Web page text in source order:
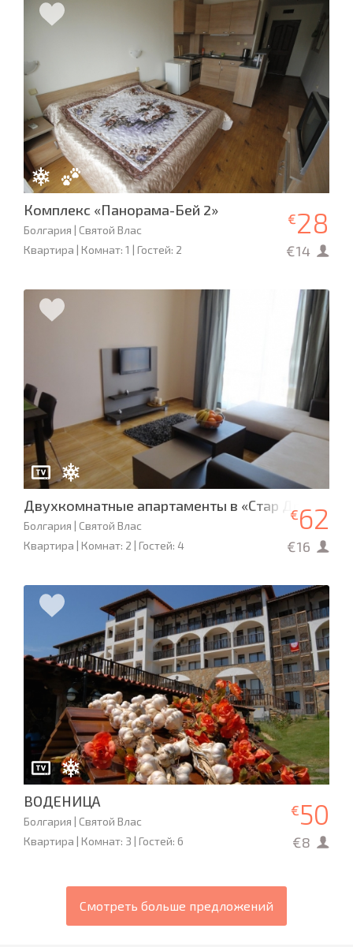
Комплекс «Панорама-Бей 2»
Болгария | Святой Влас
Квартира | Комнат: 1 | Гостей: 2
€28
€14
Двухкомнатные апартаменты в «Стар Дримс»
Болгария | Святой Влас
Квартира | Комнат: 2 | Гостей: 4
€62
€16
ВОДЕНИЦА
Болгария | Святой Влас
Квартира | Комнат: 3 | Гостей: 6
€50
€8
Смотреть больше предложений